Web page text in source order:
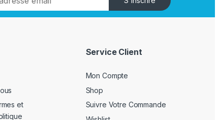
et
Service Client
Mon Compte
Shop
Suivre Votre Commande